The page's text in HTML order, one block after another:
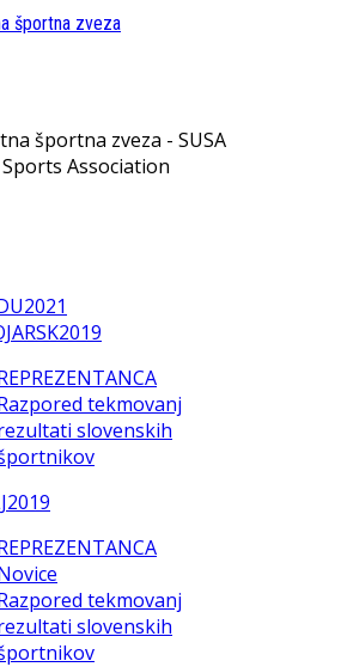
športna zveza - SUSA
Association
tekmovanj
slovenskih
tekmovanj
slovenskih